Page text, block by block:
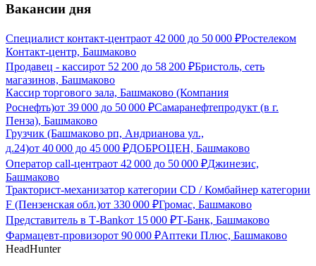
Вакансии дня
Специалист контакт-центраот 42 000 до 50 000 ₽Ростелеком
Контакт-центр, Башмаково
Продавец - кассирот 52 200 до 58 200 ₽Бристоль, сеть
магазинов, Башмаково
Кассир торгового зала, Башмаково (Компания
Роснефть)от 39 000 до 50 000 ₽Самаранефтепродукт (в г.
Пенза), Башмаково
Грузчик (Башмаково рп, Андрианова ул.,
д.24)от 40 000 до 45 000 ₽ДОБРОЦЕН, Башмаково
Оператор call-центраот 42 000 до 50 000 ₽Джинезис,
Башмаково
Тракторист-механизатор категории CD / Комбайнер категории
F (Пензенская обл.)от 330 000 ₽Громас, Башмаково
Представитель в Т-Bankот 15 000 ₽Т-Банк, Башмаково
Фармацевт-провизорот 90 000 ₽Аптеки Плюс, Башмаково
HeadHunter